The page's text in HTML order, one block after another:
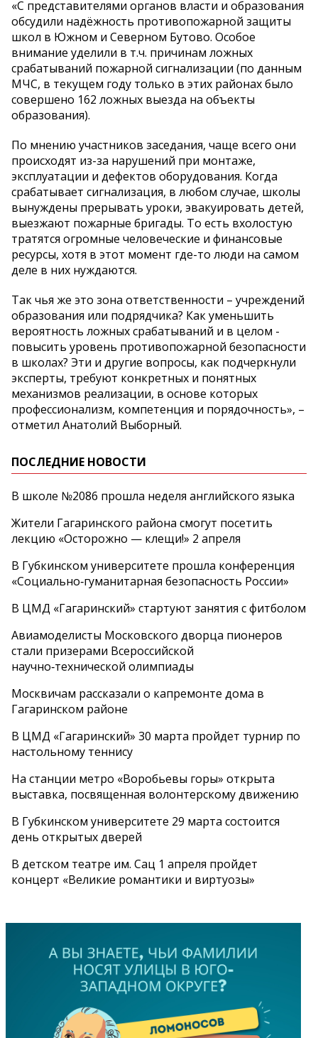
«С представителями органов власти и образования
обсудили надёжность противопожарной защиты
школ в Южном и Северном Бутово. Особое
внимание уделили в т.ч. причинам ложных
срабатываний пожарной сигнализации (по данным
МЧС, в текущем году только в этих районах было
совершено 162 ложных выезда на объекты
образования).
По мнению участников заседания, чаще всего они
происходят из-за нарушений при монтаже,
эксплуатации и дефектов оборудования. Когда
срабатывает сигнализация, в любом случае, школы
вынуждены прерывать уроки, эвакуировать детей,
выезжают пожарные бригады. То есть вхолостую
тратятся огромные человеческие и финансовые
ресурсы, хотя в этот момент где-то люди на самом
деле в них нуждаются.
Так чья же это зона ответственности – учреждений
образования или подрядчика? Как уменьшить
вероятность ложных срабатываний и в целом -
повысить уровень противопожарной безопасности
в школах? Эти и другие вопросы, как подчеркнули
эксперты, требуют конкретных и понятных
механизмов реализации, в основе которых
профессионализм, компетенция и порядочность», –
отметил Анатолий Выборный.
ПОСЛЕДНИЕ НОВОСТИ
В школе №2086 прошла неделя английского языка
Жители Гагаринского района смогут посетить
лекцию «Осторожно — клещи!» 2 апреля
В Губкинском университете прошла конференция
«Социально‑гуманитарная безопасность России»
В ЦМД «Гагаринский» стартуют занятия с фитболом
Авиамоделисты Московского дворца пионеров
стали призерами Всероссийской
научно‑технической олимпиады
Москвичам рассказали о капремонте дома в
Гагаринском районе
В ЦМД «Гагаринский» 30 марта пройдет турнир по
настольному теннису
На станции метро «Воробьевы горы» открыта
выставка, посвященная волонтерскому движению
В Губкинском университете 29 марта состоится
день открытых дверей
В детском театре им. Сац 1 апреля пройдет
концерт «Великие романтики и виртуозы»